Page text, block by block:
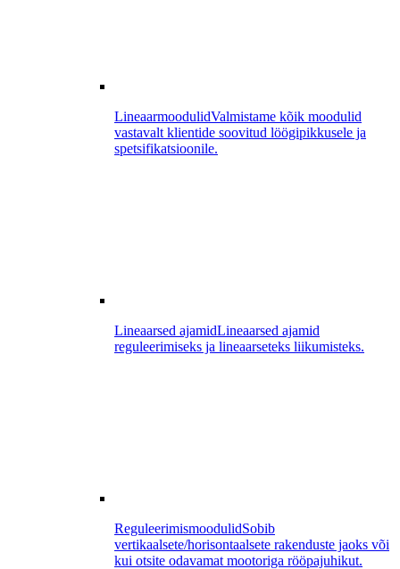
LineaarmoodulidValmistame kõik moodulid
vastavalt klientide soovitud löögipikkusele ja
spetsifikatsioonile.
Lineaarsed ajamidLineaarsed ajamid
reguleerimiseks ja lineaarseteks liikumisteks.
ReguleerimismoodulidSobib
vertikaalsete/horisontaalsete rakenduste jaoks või
kui otsite odavamat mootoriga rööpajuhikut.